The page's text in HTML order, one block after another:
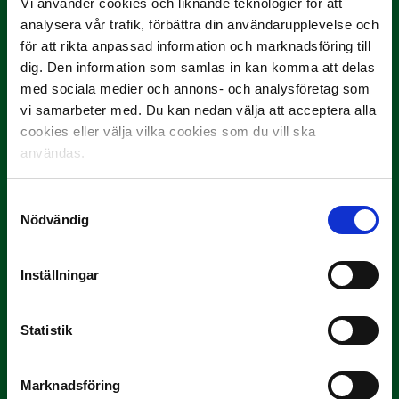
Vi använder cookies och liknande teknologier för att
analysera vår trafik, förbättra din användarupplevelse och
för att rikta anpassad information och marknadsföring till
dig. Den information som samlas in kan komma att delas
med sociala medier och annons- och analysföretag som
vi samarbeter med. Du kan nedan välja att acceptera alla
cookies eller välja vilka cookies som du vill ska
användas.
Nödvändig
Inställningar
Statistik
Marknadsföring
3 JULI
Rösta på Månadens Tränare i juni
29 JUNI
Tillbaka i hetluften…